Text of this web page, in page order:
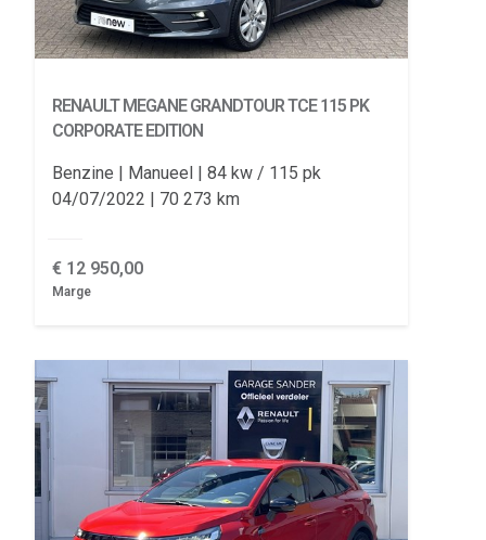
RENAULT MEGANEGRANDTOUR TCE 115 PK
CORPORATE EDITION
Benzine Manueel
84 kw / 115 pk
04/07/2022
70 273 km
€ 12 950,00
Marge